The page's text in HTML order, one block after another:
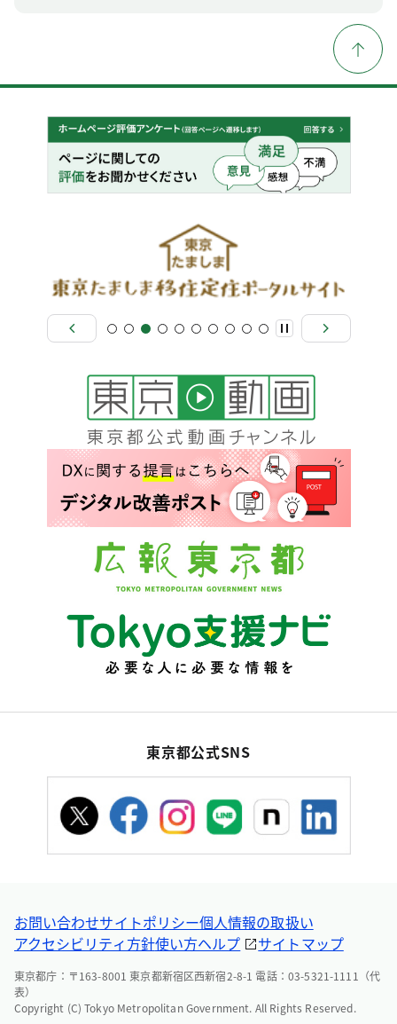
東京都公式SNS
お問い合わせサイトポリシー個人情報の取扱い
アクセシビリティ方針使い方ヘルプ サイトマップ
東京都庁：〒163-8001 東京都新宿区西新宿2-8-1 電話：03-5321-1111（代
表）
Copyright (C) Tokyo Metropolitan Government. All Rights Reserved.